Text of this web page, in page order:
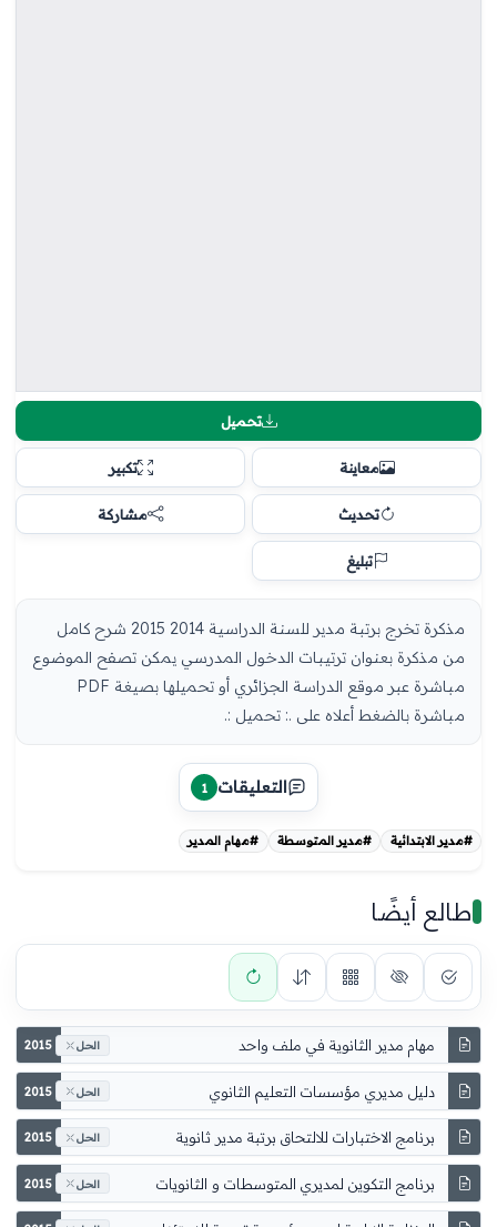
تحميل
معاينة تكبير
تحديث مشاركة
تبليغ
مذكرة تخرج برتبة مدير للسنة الدراسية 2014 2015 شرح كامل
من مذكرة بعنوان ترتيبات الدخول المدرسي يمكن تصفح الموضوع
مباشرة عبر موقع الدراسة الجزائري أو تحميلها بصيغة PDF
مباشرة بالضغط أعلاه على .: تحميل :.
التعليقات 1
#مدير الابتدائية #مدير المتوسطة #مهام المدير
طالع أيضًا
مهام مدير الثانوية في ملف واحد 2015 الحل
2015 الحل
2015 الحل
2015 الحل